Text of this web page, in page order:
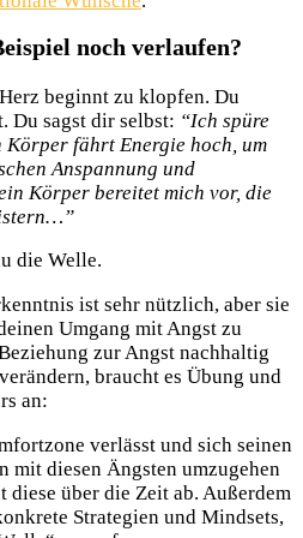
noch verlaufen?
beginnt zu klopfen. Du
Du sagst dir selbst: “Ich spüre
fährt Energie hoch, um
Anspannung und
Körper bereitet mich vor, die
die Welle.
ist sehr nützlich, aber sie
Umgang mit Angst zu
zur Angst nachhaltig
braucht es Übung und
an:
verlässt und sich seinen
mit diesen Ängsten umzugehen
diese über die Zeit ab. Außerdem
Strategien und Mindsets,